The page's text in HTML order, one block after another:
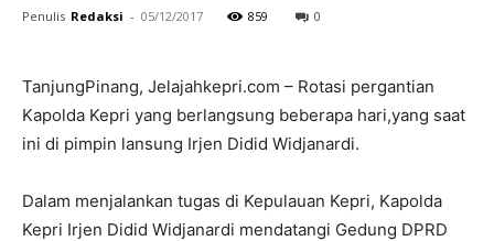
Penulis Redaksi - 05/12/2017 859 0
TanjungPinang, Jelajahkepri.com – Rotasi pergantian
Kapolda Kepri yang berlangsung beberapa hari,yang saat
ini di pimpin lansung Irjen Didid Widjanardi.
Dalam menjalankan tugas di Kepulauan Kepri, Kapolda
Kepri Irjen Didid Widjanardi mendatangi Gedung DPRD